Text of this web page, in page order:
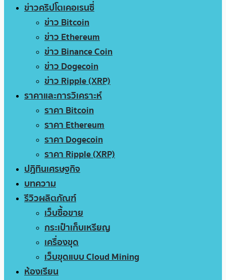
ข่าวคริปโตเคอเรนซี่
ข่าว Bitcoin
ข่าว Ethereum
ข่าว Binance Coin
ข่าว Dogecoin
ข่าว Ripple (XRP)
ราคาและการวิเคราะห์
ราคา Bitcoin
ราคา Ethereum
ราคา Dogecoin
ราคา Ripple (XRP)
ปฏิทินเศรษฐกิจ
บทความ
รีวิวผลิตภัณฑ์
เว็บซื้อขาย
กระเป๋าเก็บเหรียญ
เครื่องขุด
เว็บขุดแบบ Cloud Mining
ห้องเรียน